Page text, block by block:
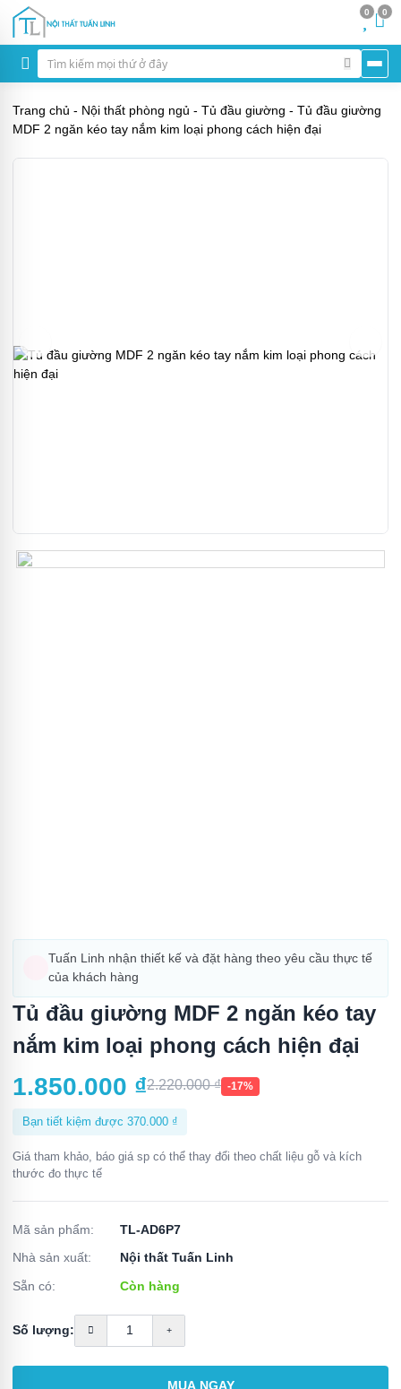
0 0
Trang chủ - Nội thất phòng ngủ - Tủ đầu giường - Tủ đầu giường
MDF 2 ngăn kéo tay nắm kim loại phong cách hiện đại
Tuấn Linh nhận thiết kế và đặt hàng theo yêu cầu thực tế
của khách hàng
Tủ đầu giường MDF 2 ngăn kéo tay
nắm kim loại phong cách hiện đại
1.850.000 ₫2.220.000₫ -17%
Bạn tiết kiệm được 370.000 ₫
Giá tham khảo, báo giá sp có thể thay đổi theo chất liệu gỗ và kích
thước đo thực tế
Mã sản phẩm:
TL-AD6P7
Nhà sản xuất:
Nội thất Tuấn Linh
Sẵn có:
Còn hàng
Số lượng:
MUA NGAY